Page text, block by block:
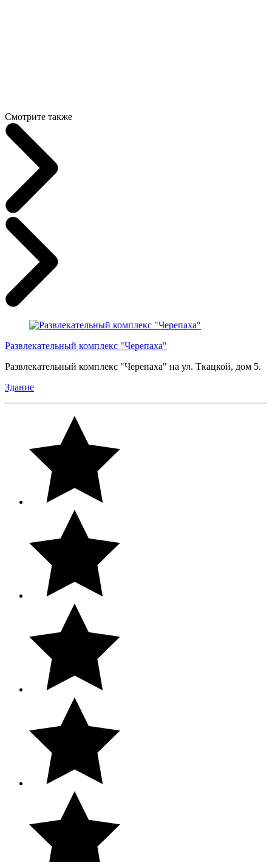
Смотрите также
Развлекательный комплекс "Черепаха"
Развлекательный комплекс "Черепаха" на ул. Ткацкой, дом 5.
Здание